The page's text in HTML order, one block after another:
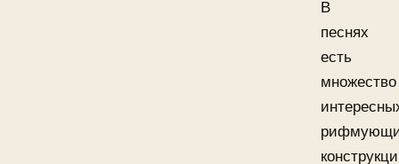
В
песнях
есть
множество